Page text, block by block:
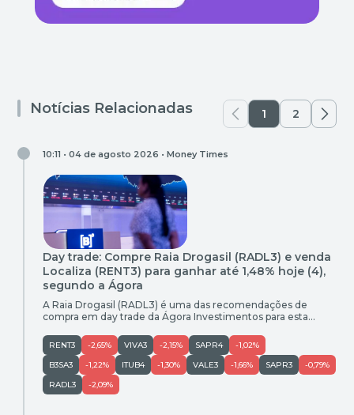
Notícias Relacionadas 1 2
10:11 • 04 de agosto 2026 • Money Times
Day trade: Compre Raia Drogasil (RADL3) e venda
Localiza (RENT3) para ganhar até 1,48% hoje (4),
segundo a Ágora
A Raia Drogasil (RADL3) é uma das recomendações de
compra em day trade da Ágora Investimentos para esta
última segunda-feira (3) cotadas a R$ 18,85. O potencial de
ganho é de 1,48% e o stop sugerido é de R$ 18,75. Compra
Empresa Ticker Entrada (R$) […]
RENT3 -2,65% VIVA3 -2,15% SAPR4
-1,02%
B3SA3
-1,22% ITUB4 -1,30% VALE3 -1,66% SAPR3
-0,79%
RADL3
-2,09%